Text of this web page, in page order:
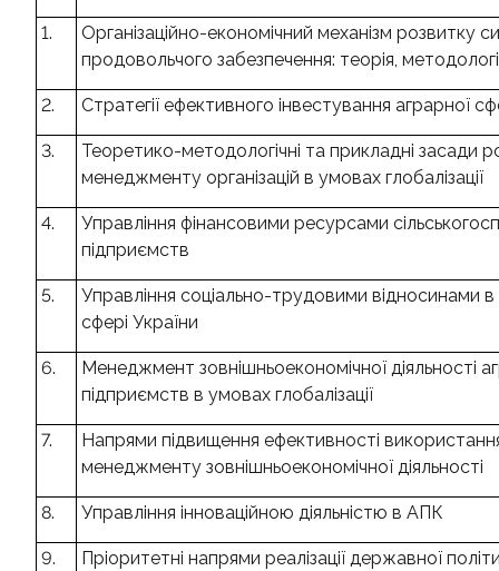
1.
Організаційно-економічний механізм розвитку
продовольчого забезпечення: теорія,
2. Стратегії ефективного інвестування аграрної
3.
Теоретико-методологічні та прикладні засади
менеджменту організацій в умовах глобалізації
4.
Управління фінансовими ресурсами
підприємств
5.
Управління соціально-трудовими відносинами в
сфері України
6.
Менеджмент зовнішньоекономічної діяльності
підприємств в умовах глобалізації
7.
Напрями підвищення ефективності
менеджменту зовнішньоекономічної діяльності
8. Управління інноваційною діяльністю в АПК
9.
Пріоритетні напрями реалізації державної